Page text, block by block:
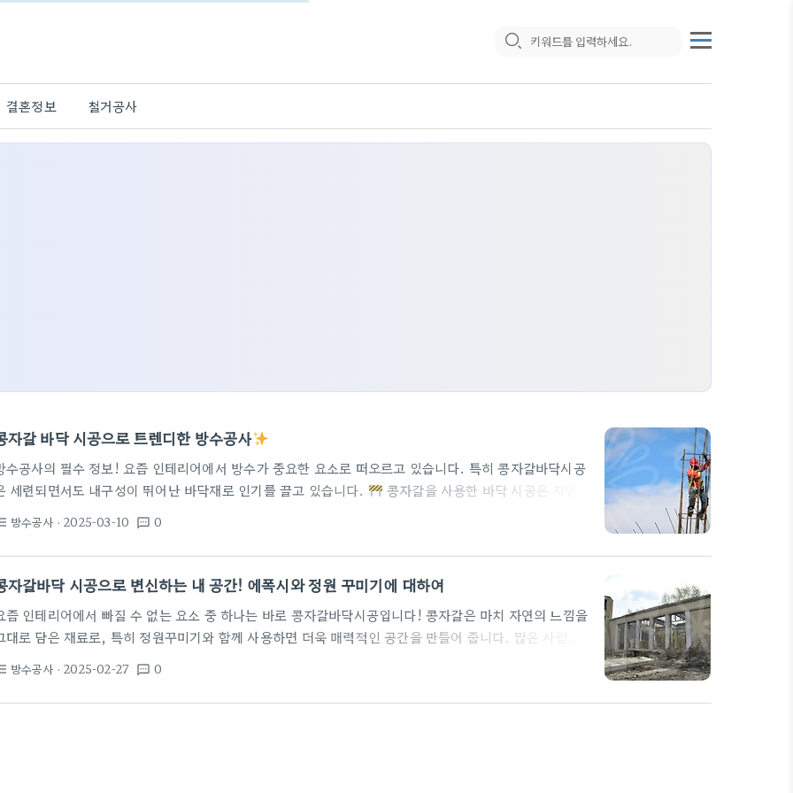
결혼정보 철거공사
자갈 바닥 시공으로 트렌디한 방수공사
수공사의 필수 정보! 요즘 인테리어에서 방수가 중요한 요소로 떠오르고 있습니다. 특히 콩자갈바닥시공
세련되면서도 내구성이 뛰어난 바닥재로 인기를 끌고 있습니다.
콩자갈을 사용한 바닥 시공은 자연석
최신 바닥재는 15가지 컬러로 다양한 인테리어 스타일에 어울려요! 콩자갈 시공의 장점은? 콩자갈은 자연
으로, 독특한 텍스처와 색상을 제공합니다. 자갈 바닥은 마감 후 컬러가 매우 아름다워 집 안의 분위기를
꿔줍니다. 또한, 내구성이 좋아 오랜 기간 사용할 수 있습니다. 물이 쉽게 빠지기 때문에‭, ‬비 오는 날에도
방수공사 · 2025-03-10 textsms 0
자갈바닥 시공으로 변신하는 내 공간! 에폭시와 정원 꾸미기에 대하여
즘 인테리어에서 빠질 수 없는 요소 중 하나는 바로 콩자갈바닥시공입니다! 콩자갈은 마치 자연의 느낌을
대로 담은 재료로, 특히 정원꾸미기와 함께 사용하면 더욱 매력적인 공간을 만들어 줍니다. 많은 사람들
환경에서도 성능을 발휘합니다.
이 안전하게 뛰어놀 수 있는 공간을 만들어 주고 있습니다. 또한, 카페의 바닥은 에폭시바닥으로 마감되
방수공사 · 2025-02-27 textsms 0